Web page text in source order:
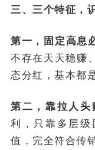
三、三个特征，
第一，固定高息
不存在天天稳赚
态分红，基本都
第二，靠拉人
利，只靠多层
值，完全符合传